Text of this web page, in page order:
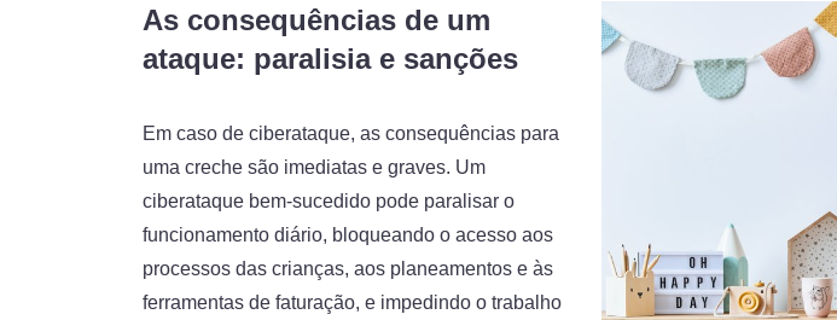
As consequências de um
ataque: paralisia e sanções
Em caso de ciberataque, as consequências para
uma creche são imediatas e graves. Um
ciberataque bem-sucedido pode paralisar o
funcionamento diário, bloqueando o acesso aos
processos das crianças, aos planeamentos e às
ferramentas de faturação, e impedindo o trabalho